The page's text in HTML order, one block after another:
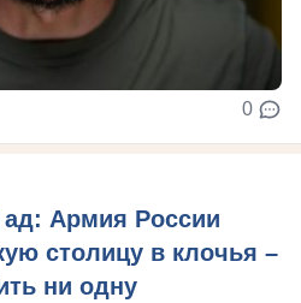
0
Армия России
столицу в клочья –
ни одну